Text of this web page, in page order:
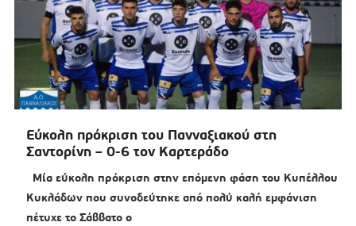
Εύκολη πρόκριση του Πανναξιακού στη
Σαντορίνη – 0-6 τον Καρτεράδο
Μία εύκολη πρόκριση στην επόμενη φάση του Κυπέλλου
Κυκλάδων που συνοδεύτηκε από πολύ καλή εμφάνιση
πέτυχε το Σάββατο ο